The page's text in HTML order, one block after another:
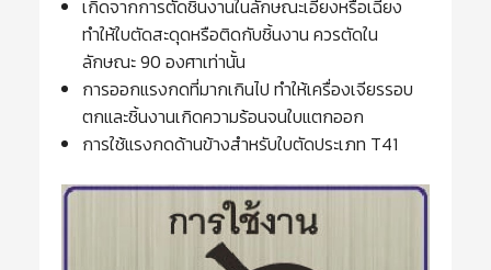
เกิดจากการตัดชิ้นงานในลักษณะเอียงหรือเฉียง
ทำให้ใบตัดสะดุดหรือติดกับชิ้นงาน ควรตัดใน
ลักษณะ 90 องศาเท่านั้น
การออกแรงกดที่มากเกินไป ทำให้เครื่องเจียรรอบ
ตกและชิ้นงานเกิดความร้อนจนใบแตกออก
การใช้แรงกดด้านข้างสำหรับใบตัดประเภท T41